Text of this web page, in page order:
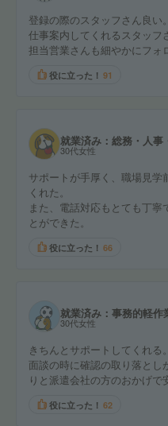
登録の際のスタッフさん良い。
仕事案内してくれるスタッフ
担当営業さんも細やかにフォ
役に立った！ 91
就業済み：総務・人事
30代女性
サポートが手厚く、職場見学
くれた。
また、電話対応もとても丁寧
とができた。
役に立った！ 66
就業済み：事務的軽作
30代女性
きちんとサポートしてくれる。
面談の時に確認の取り落とし
りと派遣会社の方のおかげで
役に立った！ 62